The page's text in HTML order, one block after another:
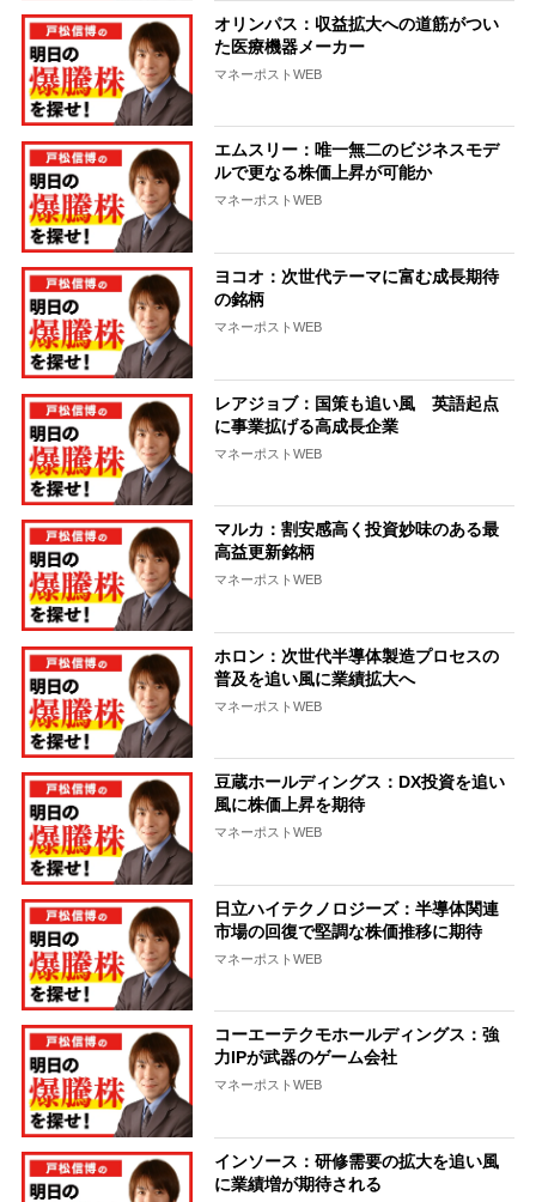
オリンパス：収益拡大への道筋がつい
た医療機器メーカー
マネーポストWEB
エムスリー：唯一無二のビジネスモデ
ルで更なる株価上昇が可能か
マネーポストWEB
ヨコオ：次世代テーマに富む成長期待
の銘柄
マネーポストWEB
レアジョブ：国策も追い風 英語起点
に事業拡げる高成長企業
マネーポストWEB
マルカ：割安感高く投資妙味のある最
高益更新銘柄
マネーポストWEB
ホロン：次世代半導体製造プロセスの
普及を追い風に業績拡大へ
マネーポストWEB
豆蔵ホールディングス：DX投資を追い
風に株価上昇を期待
マネーポストWEB
日立ハイテクノロジーズ：半導体関連
市場の回復で堅調な株価推移に期待
マネーポストWEB
コーエーテクモホールディングス：強
力IPが武器のゲーム会社
マネーポストWEB
インソース：研修需要の拡大を追い風
に業績増が期待される